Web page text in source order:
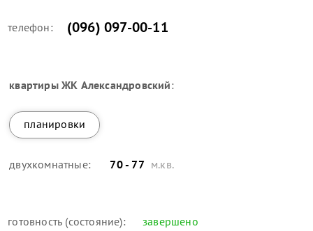
телефон: (096) 097-00-11
квартирыЖК Александровский:
планировки
двухкомнатные: 70 - 77 м.кв.
готовность (состояние): завершено